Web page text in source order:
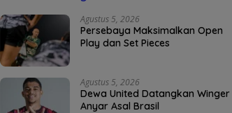
Agustus 5, 2026
Persebaya Maksimalkan Open
Play dan Set Pieces
Agustus 5, 2026
Dewa United Datangkan Winger
Anyar Asal Brasil